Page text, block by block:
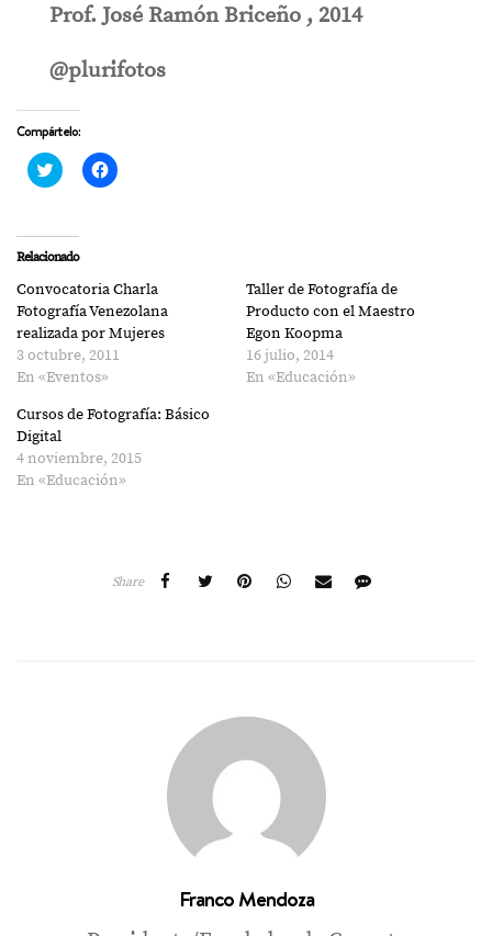
Prof. José Ramón Briceño , 2014
@plurifotos
Compártelo:
Haz
clic
Twitter
(Se
abre
una
ventana
nueva)
Haz
clic
en
una
ventana
nueva)
Relacionado
Convocatoria Charla
Fotografía Venezolana
realizada por Mujeres
3 octubre, 2011
En «Eventos»
Taller de Fotografía de
Producto con el Maestro
Egon Koopma
16 julio, 2014
En «Educación»
Cursos de Fotografía: Básico
Digital
4 noviembre, 2015
En «Educación»
Share
Franco Mendoza